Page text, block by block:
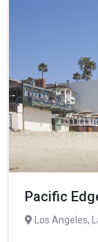
Pacific
Los Angeles,